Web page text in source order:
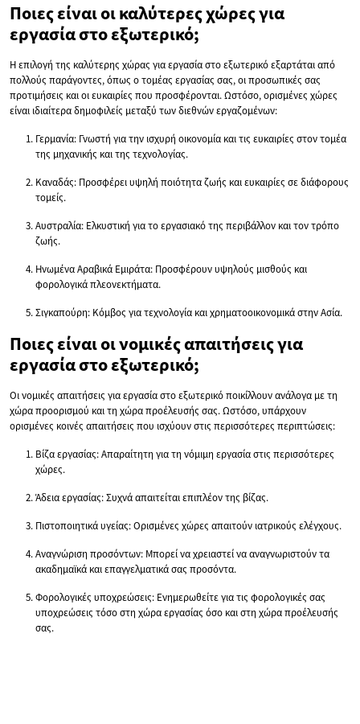
Ποιες είναι οι καλύτερες χώρες για
εργασία στο εξωτερικό;
Η επιλογή της καλύτερης χώρας για εργασία στο εξωτερικό εξαρτάται από
πολλούς παράγοντες, όπως ο τομέας εργασίας σας, οι προσωπικές σας
προτιμήσεις και οι ευκαιρίες που προσφέρονται. Ωστόσο, ορισμένες χώρες
είναι ιδιαίτερα δημοφιλείς μεταξύ των διεθνών εργαζομένων:
Γερμανία: Γνωστή για την ισχυρή οικονομία και τις ευκαιρίες στον τομέα
της μηχανικής και της τεχνολογίας.
Καναδάς: Προσφέρει υψηλή ποιότητα ζωής και ευκαιρίες σε διάφορους
τομείς.
Αυστραλία: Ελκυστική για το εργασιακό της περιβάλλον και τον τρόπο
ζωής.
Ηνωμένα Αραβικά Εμιράτα: Προσφέρουν υψηλούς μισθούς και
φορολογικά πλεονεκτήματα.
Σιγκαπούρη: Κόμβος για τεχνολογία και χρηματοοικονομικά στην Ασία.
Ποιες είναι οι νομικές απαιτήσεις για
εργασία στο εξωτερικό;
Οι νομικές απαιτήσεις για εργασία στο εξωτερικό ποικίλλουν ανάλογα με τη
χώρα προορισμού και τη χώρα προέλευσής σας. Ωστόσο, υπάρχουν
ορισμένες κοινές απαιτήσεις που ισχύουν στις περισσότερες περιπτώσεις:
Βίζα εργασίας: Απαραίτητη για τη νόμιμη εργασία στις περισσότερες
χώρες.
Άδεια εργασίας: Συχνά απαιτείται επιπλέον της βίζας.
Πιστοποιητικά υγείας: Ορισμένες χώρες απαιτούν ιατρικούς ελέγχους.
Αναγνώριση προσόντων: Μπορεί να χρειαστεί να αναγνωριστούν τα
ακαδημαϊκά και επαγγελματικά σας προσόντα.
Φορολογικές υποχρεώσεις: Ενημερωθείτε για τις φορολογικές σας
υποχρεώσεις τόσο στη χώρα εργασίας όσο και στη χώρα προέλευσής
σας.